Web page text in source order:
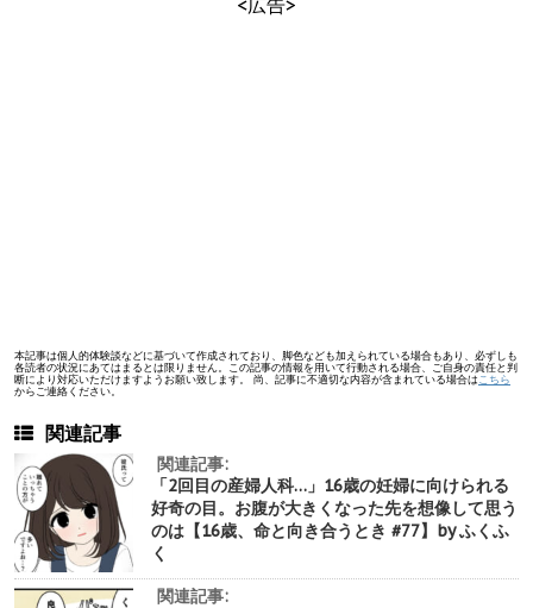
本記事は個人的体験談などに基づいて作成されており、脚色なども加えられている場合もあり、必ずしも
各読者の状況にあてはまるとは限りません。この記事の情報を用いて行動される場合、ご自身の責任と判
断により対応いただけますようお願い致します。 尚、記事に不適切な内容が含まれている場合は こちら
からご連絡ください。
関連記事
関連記事:
「2回目の産婦人科…」16歳の妊婦に向けられる
好奇の目。お腹が大きくなった先を想像して思う
のは【16歳、命と向き合うとき #77】by ふくふ
く
関連記事: